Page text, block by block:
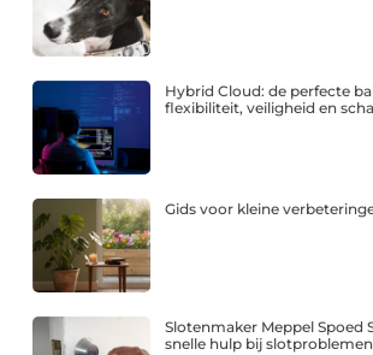
Hybrid Cloud: de perfecte
flexibiliteit, veiligheid en
Gids voor kleine
Slotenmaker Meppel Spoed
snelle hulp bij slotproblemen